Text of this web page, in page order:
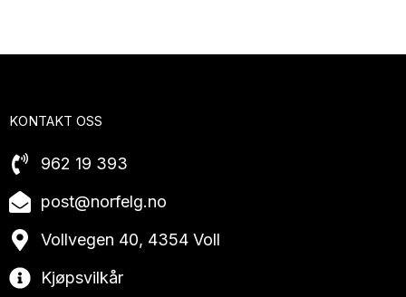
KONTAKT OSS
962 19 393
post@norfelg.no
Vollvegen 40, 4354 Voll
Kjøpsvilkår